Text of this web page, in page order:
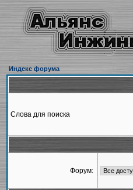
Индекс форума
Слова для поиска
Форум: